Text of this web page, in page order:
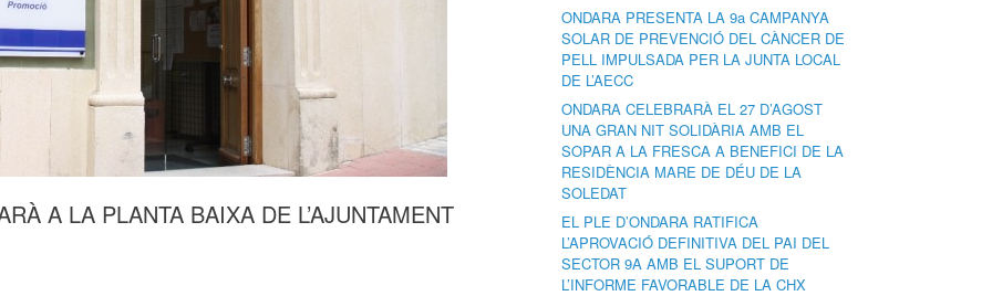
A LA PLANTA BAIXA DE L’AJUNTAMENT
ONDARA PRESENTA LA 9a CAMPANYA
SOLAR DE PREVENCIÓ DEL CÀNCER DE
PELL IMPULSADA PER LA JUNTA LOCAL
DE L’AECC
ONDARA CELEBRARÀ EL 27 D’AGOST
UNA GRAN NIT SOLIDÀRIA AMB EL
SOPAR A LA FRESCA A BENEFICI DE LA
RESIDÈNCIA MARE DE DÉU DE LA
SOLEDAT
EL PLE D’ONDARA RATIFICA
L’APROVACIÓ DEFINITIVA DEL PAI DEL
SECTOR 9A AMB EL SUPORT DE
L’INFORME FAVORABLE DE LA CHX